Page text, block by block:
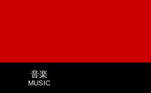
音楽
MUSIC